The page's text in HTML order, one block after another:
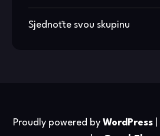
Sjednoťte svou skupinu
Proudly powered by WordPress